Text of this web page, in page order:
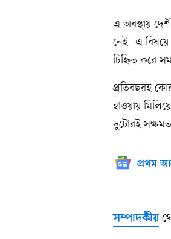
এ অবস্থায়
নেই। এ
চিহ্নিত করে
প্রতিবছরই
হাওয়ায়
দুটোরই
প্রথম
সম্পাদকীয়